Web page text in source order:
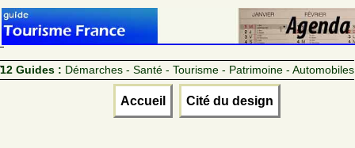
12 Guides : Démarches - Santé - Tourisme - Patrimoine - Automobiles
Accueil Cité du design